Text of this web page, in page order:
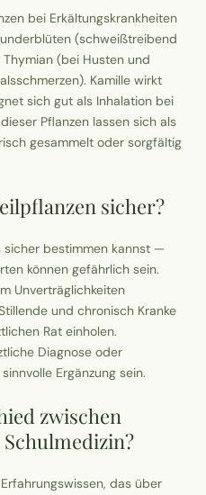
bei Erkältungskrankheiten
(schweißtreibend
(bei Husten und
Kamille wirkt
sich gut als Inhalation bei
Pflanzen lassen sich als
gesammelt oder sorgfältig
sicher?
sicher bestimmen kannst —
können gefährlich sein.
Unverträglichkeiten
und chronisch Kranke
Rat einholen.
Diagnose oder
Ergänzung sein.
zwischen
das über